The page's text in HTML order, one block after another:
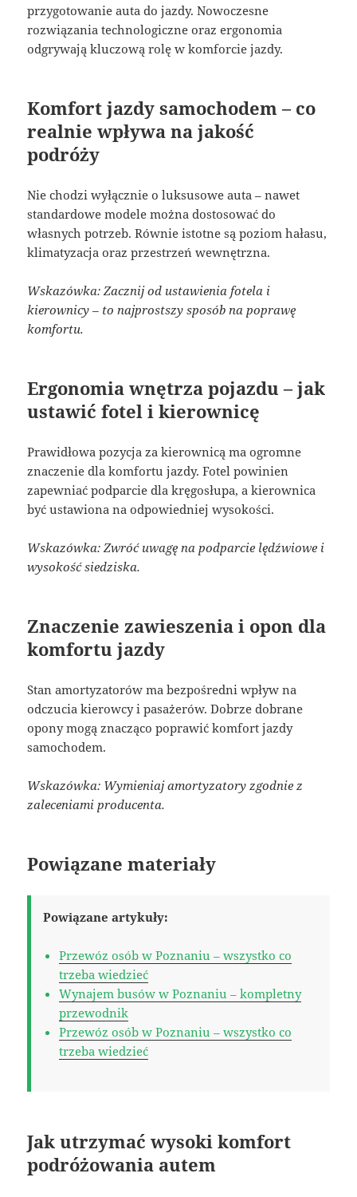
przygotowanie auta do jazdy. Nowoczesne
rozwiązania technologiczne oraz ergonomia
odgrywają kluczową rolę w komforcie jazdy.
Komfort jazdy samochodem – co
realnie wpływa na jakość
podróży
Nie chodzi wyłącznie o luksusowe auta – nawet
standardowe modele można dostosować do
własnych potrzeb. Równie istotne są poziom hałasu,
klimatyzacja oraz przestrzeń wewnętrzna.
Wskazówka: Zacznij od ustawienia fotela i
kierownicy – to najprostszy sposób na poprawę
komfortu.
Ergonomia wnętrza pojazdu – jak
ustawić fotel i kierownicę
Prawidłowa pozycja za kierownicą ma ogromne
znaczenie dla komfortu jazdy. Fotel powinien
zapewniać podparcie dla kręgosłupa, a kierownica
być ustawiona na odpowiedniej wysokości.
Wskazówka: Zwróć uwagę na podparcie lędźwiowe i
wysokość siedziska.
Znaczenie zawieszenia i opon dla
komfortu jazdy
Stan amortyzatorów ma bezpośredni wpływ na
odczucia kierowcy i pasażerów. Dobrze dobrane
opony mogą znacząco poprawić komfort jazdy
samochodem.
Wskazówka: Wymieniaj amortyzatory zgodnie z
zaleceniami producenta.
Powiązane materiały
Powiązane artykuły:
Przewóz osób w Poznaniu – wszystko co
trzeba wiedzieć
Wynajem busów w Poznaniu – kompletny
przewodnik
Przewóz osób w Poznaniu – wszystko co
trzeba wiedzieć
Jak utrzymać wysoki komfort
podróżowania autem